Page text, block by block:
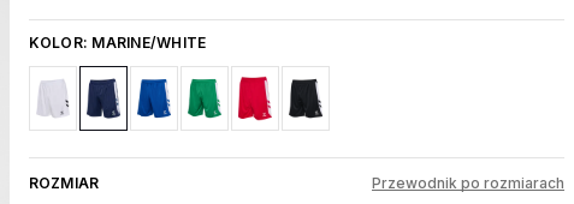
KOLOR: MARINE/WHITE
ROZMIAR Przewodnik po rozmiarach